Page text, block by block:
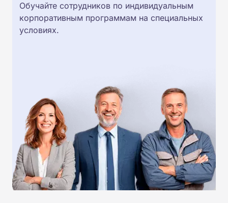
Обучайте сотрудников по индивидуальным
корпоративным программам на специальных
условиях.